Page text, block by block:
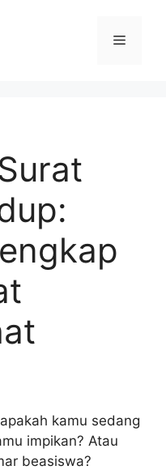
Menu
kamu sedang
impikan? Atau
beasiswa?